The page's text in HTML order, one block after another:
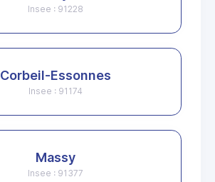
Insee : 91228
Corbeil-Essonnes
Insee : 91174
Massy
Insee : 91377